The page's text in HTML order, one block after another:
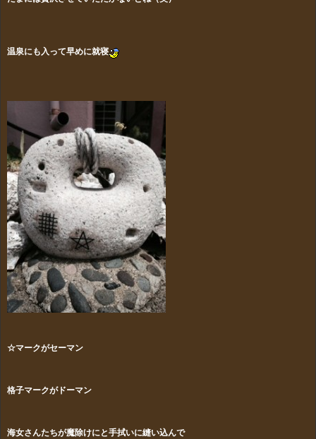
温泉にも入って早めに就寝
☆マークがセーマン
格子マークがドーマン
海女さんたちが魔除けにと手拭いに縫い込んで